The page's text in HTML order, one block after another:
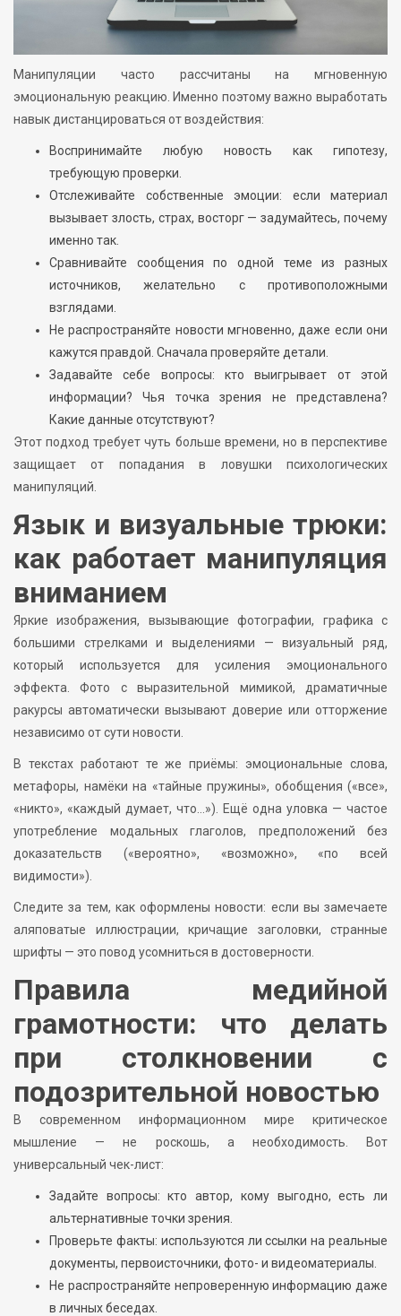
Манипуляции часто рассчитаны на мгновенную
эмоциональную реакцию. Именно поэтому важно выработать
навык дистанцироваться от воздействия:
Воспринимайте любую новость как гипотезу,
требующую проверки.
Отслеживайте собственные эмоции: если материал
вызывает злость, страх, восторг — задумайтесь, почему
именно так.
Сравнивайте сообщения по одной теме из разных
источников, желательно с противоположными
взглядами.
Не распространяйте новости мгновенно, даже если они
кажутся правдой. Сначала проверяйте детали.
Задавайте себе вопросы: кто выигрывает от этой
информации? Чья точка зрения не представлена?
Какие данные отсутствуют?
Этот подход требует чуть больше времени, но в перспективе
защищает от попадания в ловушки психологических
манипуляций.
Язык и визуальные трюки:
как работает манипуляция
вниманием
Яркие изображения, вызывающие фотографии, графика с
большими стрелками и выделениями — визуальный ряд,
который используется для усиления эмоционального
эффекта. Фото с выразительной мимикой, драматичные
ракурсы автоматически вызывают доверие или отторжение
независимо от сути новости.
В текстах работают те же приёмы: эмоциональные слова,
метафоры, намёки на «тайные пружины», обобщения («все»,
«никто», «каждый думает, что…»). Ещё одна уловка — частое
употребление модальных глаголов, предположений без
доказательств («вероятно», «возможно», «по всей
видимости»).
Следите за тем, как оформлены новости: если вы замечаете
аляповатые иллюстрации, кричащие заголовки, странные
шрифты — это повод усомниться в достоверности.
Правила медийной
грамотности: что делать
при столкновении с
подозрительной новостью
В современном информационном мире критическое
мышление — не роскошь, а необходимость. Вот
универсальный чек-лист:
Задайте вопросы: кто автор, кому выгодно, есть ли
альтернативные точки зрения.
Проверьте факты: используются ли ссылки на реальные
документы, первоисточники, фото- и видеоматериалы.
Не распространяйте непроверенную информацию даже
в личных беседах.